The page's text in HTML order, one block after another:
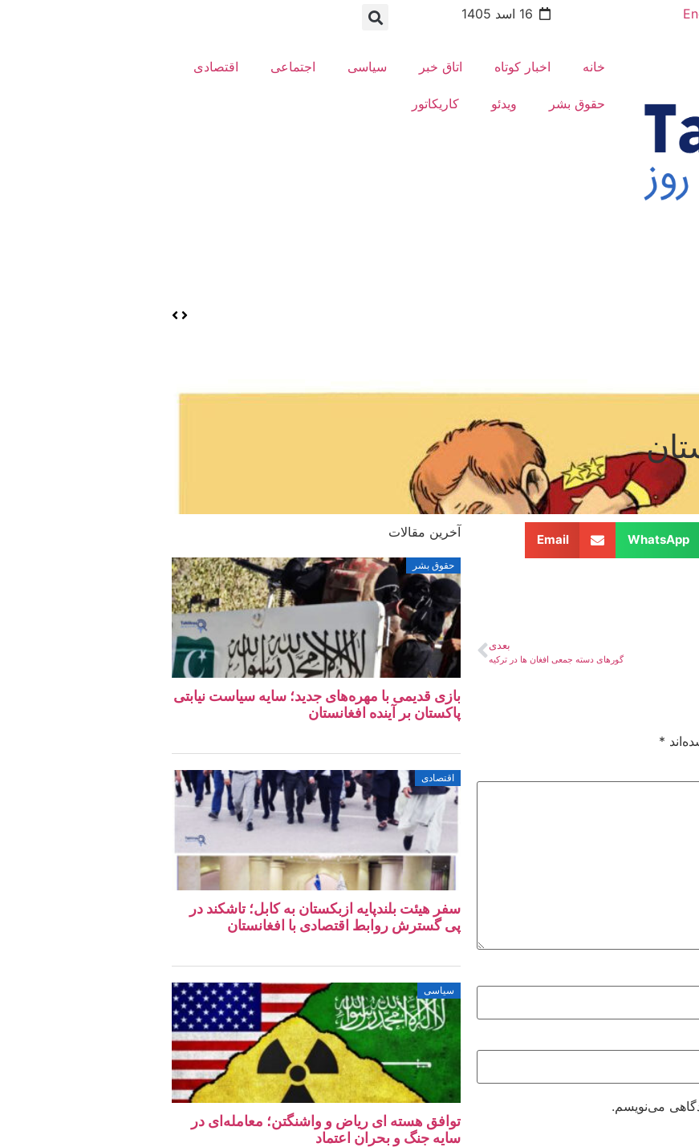
16 اسد 1405
خانه اخبار کوتاه اتاق خبر سیاسی اجتماعی اقتصادی
حقوق بشر ویدئو کاریکاتور
WhatsApp
Email
بعدی
گورهای دسته جمعی افغان ها در ترکیه
*
می‌نویسم.
آخرین مقالات
حقوق بشر
بازی قدیمی با مهره‌های جدید؛ سایه سیاست نیابتی
پاکستان بر آینده افغانستان
اقتصادی
سفر هیئت بلندپایه ازبکستان به کابل؛ تاشکند در
پی گسترش روابط اقتصادی با افغانستان
سیاسی
توافق هسته‌ ای ریاض و واشنگتن؛ معامله‌ای در
سایه جنگ و بحران اعتماد